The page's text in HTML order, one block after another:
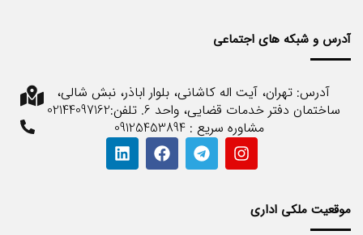
آدرس و شبکه های اجتماعی
آدرس: تهران، آیت اله کاشانی، بلوار اباذر، نبش شالی،
ساختمان دفتر خدمات قضایی، واحد 6. تلفن:02144097162
مشاوره سریع : 09125453894
موقعیت ملکی اداری